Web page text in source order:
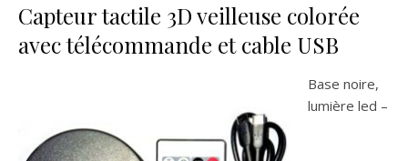
Capteur tactile 3D veilleuse colorée
avec télécommande et cable USB
Base noire,
lumière led –